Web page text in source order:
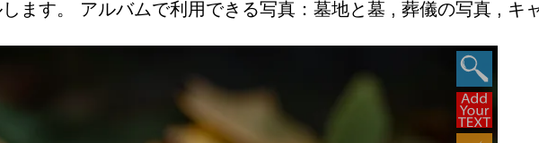
ます。 アルバムで利用できる写真：墓地と墓 , 葬儀の写真 , キ